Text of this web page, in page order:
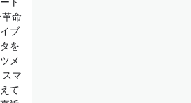
命
ブ
を
メ
マ
て